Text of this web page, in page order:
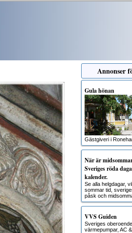
Annonser
Gula hönan
Gästgiveri i
När är
Sveriges röda
kalender.
Se alla helgdagar,
sommar tid,
påsk och
VVS Guiden
Sveriges
värmepumpar, AC